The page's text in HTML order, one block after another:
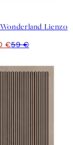
Lienzo
€59 €